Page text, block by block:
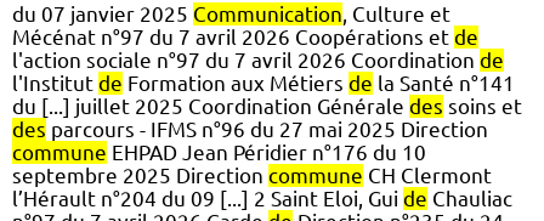
du 07 janvier 2025 Communication , Culture et
Mécénat n°97 du 7 avril 2026 Coopérations et de
l'action sociale n°97 du 7 avril 2026 Coordination de
l'Institut de Formation aux Métiers de la Santé n°141
du [...] juillet 2025 Coordination Générale des soins et
des parcours - IFMS n°96 du 27 mai 2025 Direction
commune EHPAD Jean Péridier n°176 du 10
septembre 2025 Direction commune CH Clermont
l’Hérault n°204 du 09 [...] 2 Saint Eloi, Gui de Chauliac